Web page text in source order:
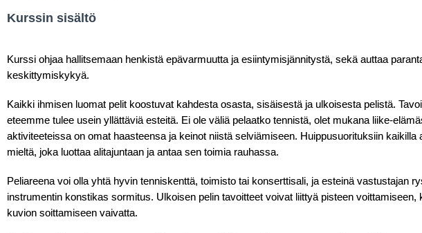
Kurssin sisältö
Kurssi ohjaa hallitsemaan henkistä epävarmuutta ja esiintymisjännitystä, sekä auttaa
keskittymiskykyä.
Kaikki ihmisen luomat pelit koostuvat kahdesta osasta, sisäisestä ja ulkoisesta pelistä.
eteemme tulee usein yllättäviä esteitä. Ei ole väliä pelaatko tennistä, olet mukana liike-
aktiviteeteissa on omat haasteensa ja keinot niistä selviämiseen. Huippusuorituksiin
mieltä, joka luottaa alitajuntaan ja antaa sen toimia rauhassa.
Peliareena voi olla yhtä hyvin tenniskenttä, toimisto tai konserttisali, ja esteinä vastustajan
instrumentin konstikas sormitus. Ulkoisen pelin tavoitteet voivat liittyä pisteen
kuvion soittamiseen vaivatta.